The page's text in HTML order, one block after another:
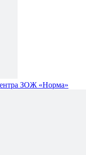
ЗОЖ «Норма»